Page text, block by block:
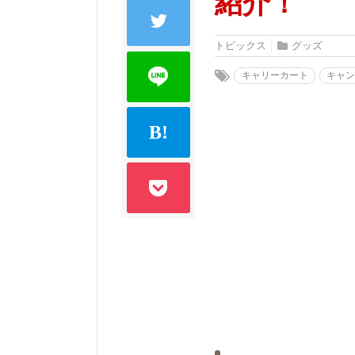
トピックス グッズ
キャリーカート キャ